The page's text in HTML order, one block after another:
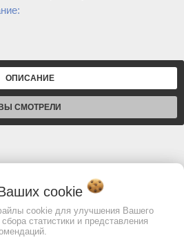
ОПИСАНИЕ
ВЫ СМОТРЕЛИ
3/8
1.3/.050
cookie
cookie для улучшения Вашего
статистики и представления